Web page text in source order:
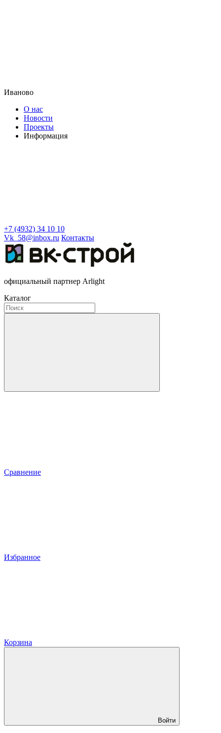
Иваново
О нас
Новости
Проекты
Информация
+7 (4932) 34 10 10
Vk_58@inbox.ru Контакты
официальный партнер Arlight
Каталог
Сравнение
Избранное
Корзина
Войти